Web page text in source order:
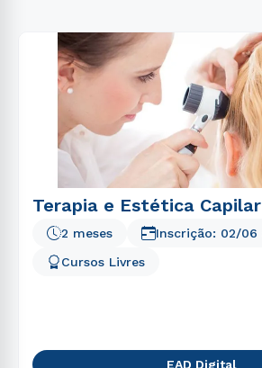
Terapia e Estética Capilar
Cursos Livres
2 meses Inscrição: 02/06
EAD Digital